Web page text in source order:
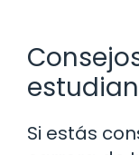
Si estás